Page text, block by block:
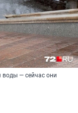
воды — сейчас они